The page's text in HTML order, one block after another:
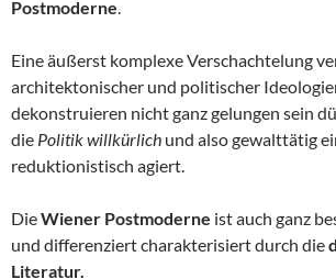
Postmoderne.
Eine äußerst komplexe Verschachtelung
architektonischer und politischer
dekonstruieren nicht ganz gelungen sein
die Politik willkürlich und also gewalttätig
reduktionistisch agiert.
DieWiener Postmoderne ist auch ganz
und differenziert charakterisiert durch die
Literatur.